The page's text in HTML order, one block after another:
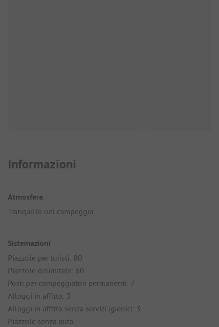
Informazioni
Atmosfera
Tranquillo nel campeggio
Sistemazioni
Piazzole per turisti: 80
Piazzole delimitate: 60
Posti per campeggiatori permanenti: 7
Alloggi in affitto: 3
Alloggi in affitto senza servizi igienici: 3
Piazzole senza auto